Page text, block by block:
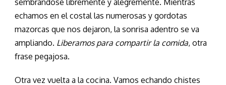
echamos en el costal las numerosas y gordotas
mazorcas que nos dejaron, la sonrisa adentro se va
ampliando. Liberamos para compartir la comida, otra
frase pegajosa.
Otra vez vuelta a la cocina. Vamos echando chistes